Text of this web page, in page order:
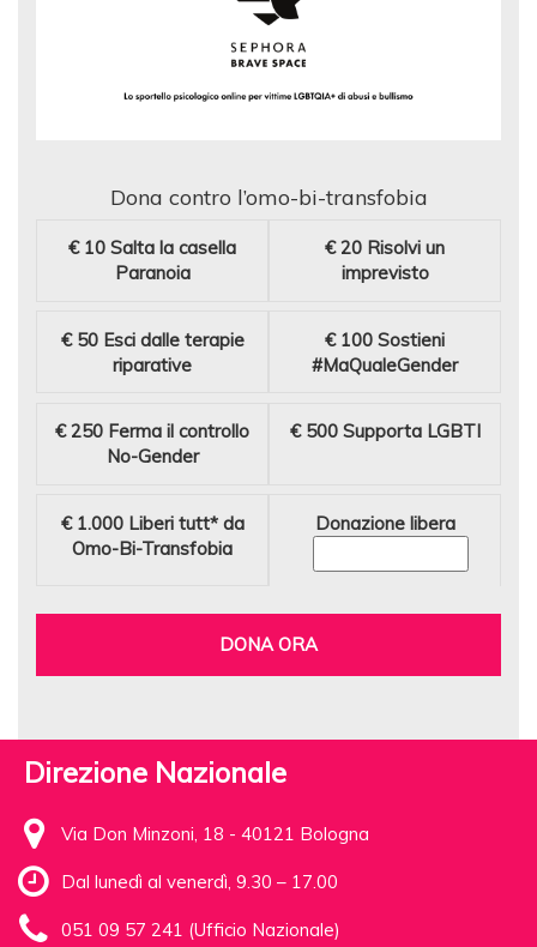
Dona contro l’omo-bi-transfobia
€ 10 Salta la casella
Paranoia
€ 20 Risolvi un
imprevisto
€ 50 Esci dalle terapie
riparative
€ 100 Sostieni
#MaQualeGender
€ 250 Ferma il controllo
No-Gender
€ 500 Supporta LGBTI
€ 1.000 Liberi tutt* da
Omo-Bi-Transfobia
Donazione libera
DONA ORA
Direzione Nazionale
Via Don Minzoni, 18 - 40121 Bologna
Dal lunedì al venerdì, 9.30 – 17.00
051 09 57 241 (Ufficio Nazionale)